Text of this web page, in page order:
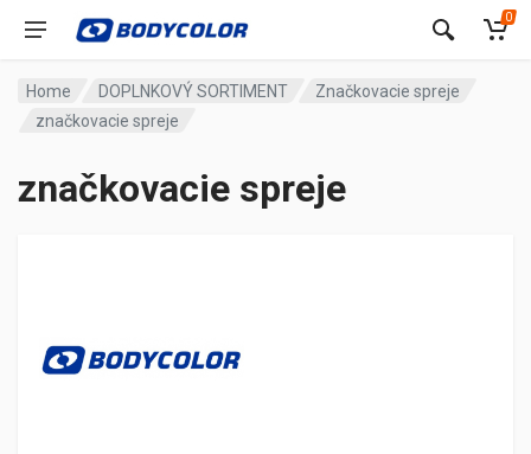
0
Home DOPLNKOVÝ SORTIMENT
Značkovacie spreje
značkovacie spreje
značkovacie spreje